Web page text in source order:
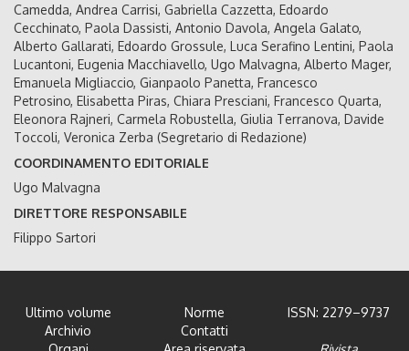
Camedda, Andrea Carrisi, Gabriella Cazzetta, Edoardo
Cecchinato, Paola Dassisti, Antonio Davola, Angela Galato,
Alberto Gallarati, Edoardo Grossule, Luca Serafino Lentini, Paola
Lucantoni, Eugenia Macchiavello, Ugo Malvagna, Alberto Mager,
Emanuela Migliaccio, Gianpaolo Panetta, Francesco
Petrosino, Elisabetta Piras, Chiara Presciani, Francesco Quarta,
Eleonora Rajneri, Carmela Robustella, Giulia Terranova, Davide
Toccoli, Veronica Zerba (Segretario di Redazione)
COORDINAMENTO EDITORIALE
Ugo Malvagna
DIRETTORE RESPONSABILE
Filippo Sartori
Ultimo volume
Archivio
Norme
Contatti
ISSN: 2279–9737